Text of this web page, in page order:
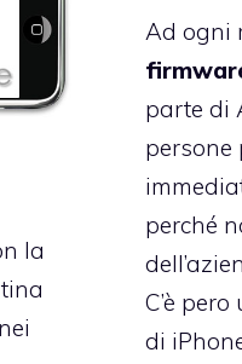
la
nei
Ad ogni
parte di
persone
perché
C’è
di